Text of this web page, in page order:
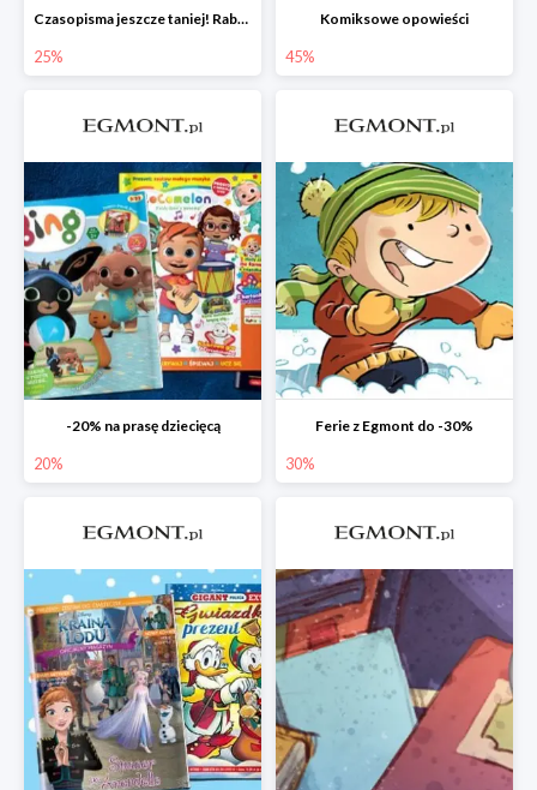
Czasopisma jeszcze taniej! Rabat do -25%
25%
Komiksowe opowieści
45%
-20% na prasę dziecięcą
20%
Ferie z Egmont do -30%
30%